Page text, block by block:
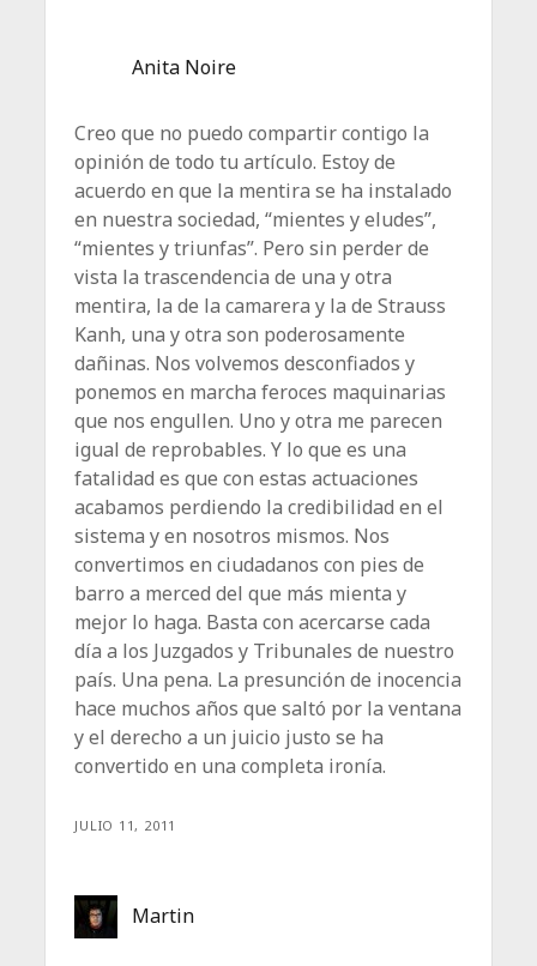
Anita Noire
Creo que no puedo compartir contigo la
opinión de todo tu artículo. Estoy de
acuerdo en que la mentira se ha instalado
en nuestra sociedad, “mientes y eludes”,
“mientes y triunfas”. Pero sin perder de
vista la trascendencia de una y otra
mentira, la de la camarera y la de Strauss
Kanh, una y otra son poderosamente
dañinas. Nos volvemos desconfiados y
ponemos en marcha feroces maquinarias
que nos engullen. Uno y otra me parecen
igual de reprobables. Y lo que es una
fatalidad es que con estas actuaciones
acabamos perdiendo la credibilidad en el
sistema y en nosotros mismos. Nos
convertimos en ciudadanos con pies de
barro a merced del que más mienta y
mejor lo haga. Basta con acercarse cada
día a los Juzgados y Tribunales de nuestro
país. Una pena. La presunción de inocencia
hace muchos años que saltó por la ventana
y el derecho a un juicio justo se ha
convertido en una completa ironía.
JULIO 11, 2011
Martin